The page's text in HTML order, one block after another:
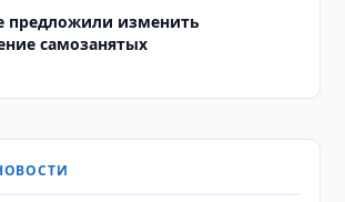
предложили изменить
самозанятых